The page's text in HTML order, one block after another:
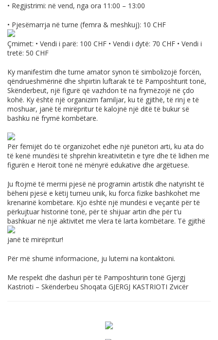
• Regjistrimi: në vend, nga ora 11:00 – 13:00
• Pjesëmarrja në turne (femra & meshkuj): 10 CHF
Çmimet: • Vendi i parë: 100 CHF • Vendi i dytë: 70 CHF • Vendi i
tretë: 50 CHF
Ky manifestim dhe turne amator synon të simbolizojë forcën,
qëndrueshmërinë dhe shpirtin luftarak të të Pamposhturit tonë,
Skënderbeut, një figurë që vazhdon të na frymëzojë në çdo
kohë. Ky është një organizim familjar, ku të gjithë, të rinj e të
moshuar, janë të mirëpritur të kalojnë një ditë të bukur së
bashku në frymë kombëtare.
Për fëmijët do të organizohet edhe një punëtori arti, ku ata do
të kenë mundësi të shprehin kreativitetin e tyre dhe të lidhen me
figurën e Heroit tonë në mënyrë edukative dhe argëtuese.
Ju ftojmë të merrni pjesë në programin artistik dhe natyrisht të
bëheni pjesë e këtij turneu unik, ku forca fizike bashkohet me
krenarinë kombëtare. Kjo është një mundësi e veçantë për të
përkujtuar historinë tonë, për të shijuar artin dhe për t’u
bashkuar në një aktivitet me vlera të larta kombëtare. Të gjithë
janë të mirëpritur!
Për më shumë informacione, ju lutemi na kontaktoni.
Me respekt dhe dashuri për të Pamposhturin tonë Gjergj
Kastrioti – Skënderbeu Shoqata GJERGJ KASTRIOTI Zvicër